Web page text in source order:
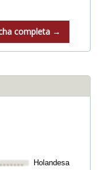
completa →
Holandesa